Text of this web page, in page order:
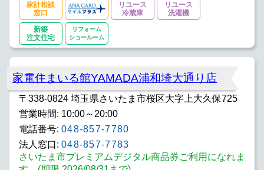
家計相談
窓口
リユース
冷蔵庫
リユース
洗濯機
新築
注文住宅
リフォーム
ショールーム
家電住まいる館YAMADA浦和埼大通り店
〒338-0824 埼玉県さいたま市桜区大字上大久保725
営業時間: 10:00～20:00
電話番号: 048-857-7780
法人窓口: 048-857-7783
さいたま市プレミアムデジタル商品券ご利用になれま